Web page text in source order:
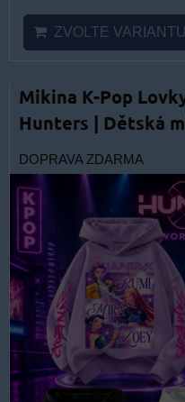
ZVOLTE VARIANTU
Mikina K-Pop
Hunters | Dětská
DOPRAVA ZDARMA